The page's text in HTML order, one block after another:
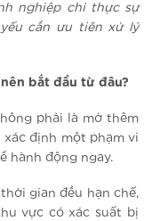
nghiệp chỉ thực sự
cần ưu tiên xử lý
bắt đầu từ đâu?
phải là mở thêm
định một phạm vi
hành động ngay.
gian đều hạn chế,
vực có xác suất bị